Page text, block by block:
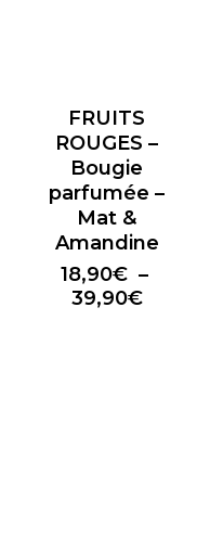
FRUITS
ROUGES –
Bougie
parfumée –
Mat &
Amandine
18,90€ –
39,90€Plage